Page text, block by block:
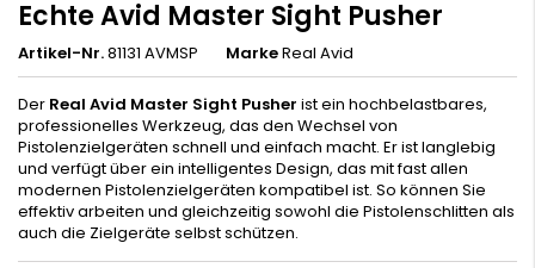
Echte Avid Master Sight Pusher
Artikel-Nr.81131 AVMSP MarkeReal Avid
Der Real Avid Master Sight Pusher ist ein hochbelastbares,
professionelles Werkzeug, das den Wechsel von
Pistolenzielgeräten schnell und einfach macht. Er ist langlebig
und verfügt über ein intelligentes Design, das mit fast allen
modernen Pistolenzielgeräten kompatibel ist. So können Sie
effektiv arbeiten und gleichzeitig sowohl die Pistolenschlitten als
auch die Zielgeräte selbst schützen.